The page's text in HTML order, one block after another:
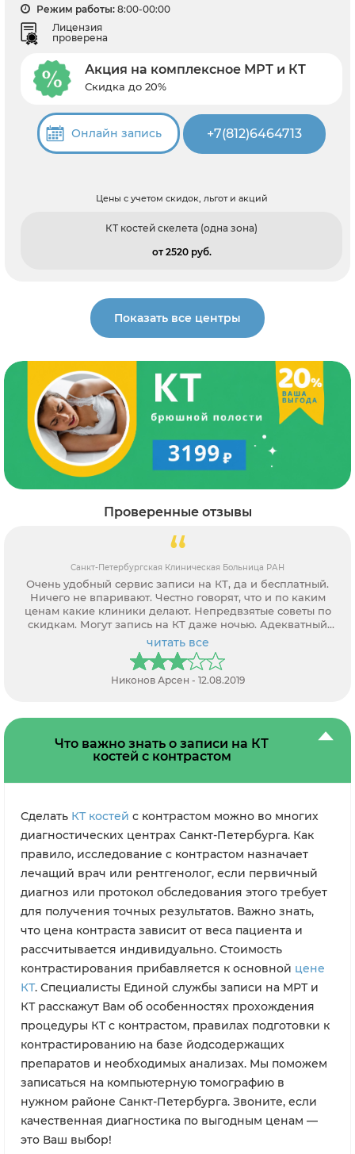
Режим работы: 8:00-00:00
Лицензия
проверена
Акция на комплексное МРТ и КТ
Скидка до 20%
Онлайн запись +7(812)6464713
Цены с учетом скидок, льгот и акций
КТ костей скелета (одна зона)
от 2520 pуб.
Показать все центры
Проверенные отзывы
Санкт-Петербургская Клиническая Больница РАН
Очень удобный сервис записи на КТ, да и бесплатный.
Ничего не впаривают. Честно говорят, что и по каким
ценам какие клиники делают. Непредвзятые советы по
скидкам. Могут запись на КТ даже ночью. Адекватный
персонал.
читать все
Никонов Арсен - 12.08.2019
Что важно знать о записи на КТ
костей с контрастом
Сделать КТ костей с контрастом можно во многих
диагностических центрах Санкт-Петербурга. Как
правило, исследование с контрастом назначает
лечащий врач или рентгенолог, если первичный
диагноз или протокол обследования этого требует
для получения точных результатов. Важно знать,
что цена контраста зависит от веса пациента и
рассчитывается индивидуально. Стоимость
контрастирования прибавляется к основной цене
КТ. Специалисты Единой службы записи на МРТ и
КТ расскажут Вам об особенностях прохождения
процедуры КТ с контрастом, правилах подготовки к
контрастированию на базе йодсодержащих
препаратов и необходимых анализах. Мы поможем
записаться на компьютерную томографию в
нужном районе Санкт-Петербурга. Звоните, если
качественная диагностика по выгодным ценам —
это Ваш выбор!